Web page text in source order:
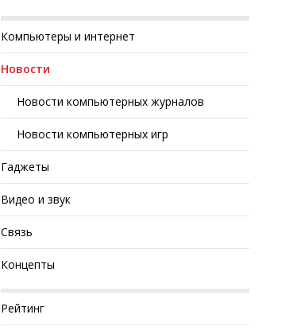
Компьютеры и интернет
Новости
Новости компьютерных журналов
Новости компьютерных игр
Гаджеты
Видео и звук
Связь
Концепты
Рейтинг